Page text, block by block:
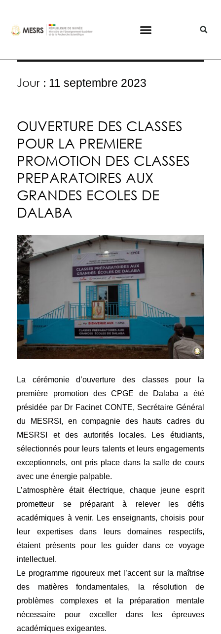
Jour : 11 septembre 2023
OUVERTURE DES CLASSES
POUR LA PREMIERE
PROMOTION DES CLASSES
PREPARATOIRES AUX
GRANDES ECOLES DE
DALABA
La cérémonie d’ouverture des classes pour la
première promotion des CPGE de Dalaba a été
présidée par Dr Facinet CONTE, Secrétaire Général
du MESRSI, en compagnie des hauts cadres du
MESRSI et des autorités locales. Les étudiants,
sélectionnés pour leurs talents et leurs engagements
exceptionnels, ont pris place dans la salle de cours
avec une énergie palpable.
L’atmosphère était électrique, chaque jeune esprit
prometteur se préparant à relever les défis
académiques à venir. Les enseignants, choisis pour
leur expertises dans leurs domaines respectifs,
étaient présents pour les guider dans ce voyage
intellectuel.
Le programme rigoureux met l’accent sur la maîtrise
des matières fondamentales, la résolution de
problèmes complexes et la préparation mentale
nécessaire pour exceller dans les épreuves
académiques exigeantes.